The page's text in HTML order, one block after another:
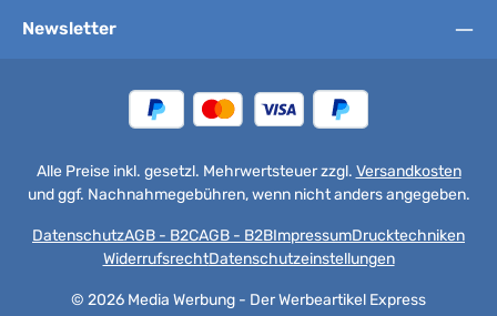
Newsletter
Alle Preise inkl. gesetzl. Mehrwertsteuer zzgl. Versandkosten
und ggf. Nachnahmegebühren, wenn nicht anders angegeben.
© 2026 Media Werbung - Der Werbeartikel Express
DatenschutzAGB - B2CAGB - B2BImpressumDrucktechniken
WiderrufsrechtDatenschutzeinstellungen